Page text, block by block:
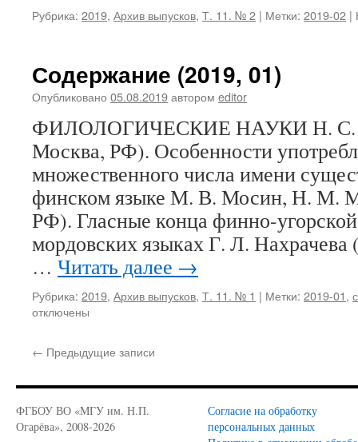
Рубрика: 2019, Архив выпусков, Т. 11. № 2 | Метки: 2019-02 |
Содержание (2019, 01)
Опубликовано 05.08.2019автором editor
ФИЛОЛОГИЧЕСКИЕ НАУКИ Н. С.
Москва, РФ). Особенности
множественного числа имени
финском языке М. В. Мосин, Н. М.
РФ). Гласные конца финно-
мордовских языках Г. Л.
… Читать далее →
Рубрика: 2019, Архив выпусков, Т. 11. № 1 | Метки: 2019-01,
отключены
← Предыдущие записи
ФГБОУ ВО «МГУ им. Н.П.
Огарёва», 2008-2026
Согласие на обработку
персональных данных